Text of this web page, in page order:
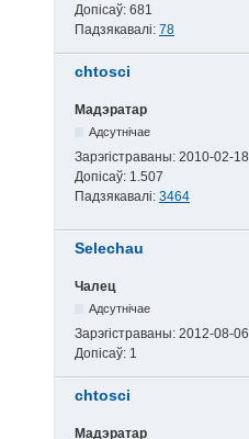
Допісаў: 681
Падзякавалі: 78
chtosci
Мадэратар
Адсутнічае
Зарэгістраваны: 2010-02-18
Допісаў: 1.507
Падзякавалі: 3464
Selechau
Чалец
Адсутнічае
Зарэгістраваны: 2012-08-06
Допісаў: 1
chtosci
Мадэратар